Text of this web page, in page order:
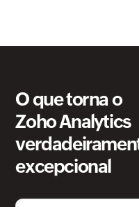
O que torna o
Zoho Analytics
excepcional